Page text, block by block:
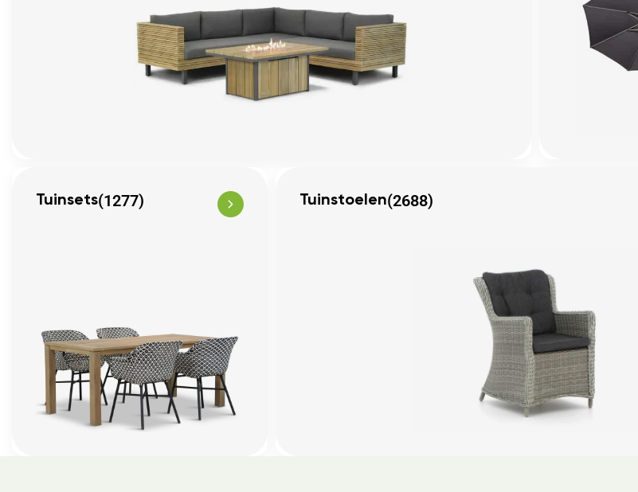
Tuinsets(1277) Tuinstoelen(2688)